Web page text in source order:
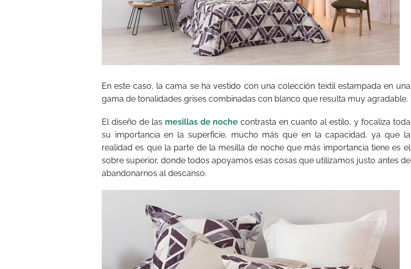
En este caso, la cama se ha vestido con una colección textil estampada en una
gama de tonalidades grises combinadas con blanco que resulta muy agradable.
El diseño de las mesillas de noche contrasta en cuanto al estilo, y focaliza toda
su importancia en la superficie, mucho más que en la capacidad, ya que la
realidad es que la parte de la mesilla de noche que más importancia tiene es el
sobre superior, donde todos apoyamos esas cosas que utilizamos justo antes de
abandonarnos al descanso.